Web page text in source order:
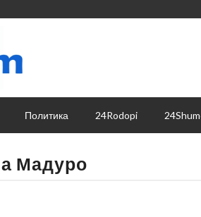
Политика 24Rodopi
Мадуро